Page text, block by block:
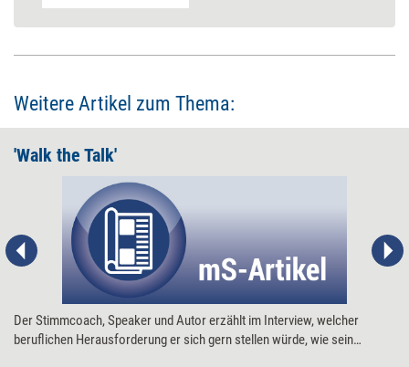
Weitere Artikel zum Thema:
'Walk the Talk'
Der Stimmcoach, Speaker und Autor erzählt im Interview, welcher
beruflichen Herausforderung er sich gern stellen würde, wie sein